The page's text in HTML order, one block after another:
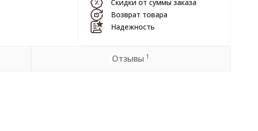
Скидки от суммы заказа
Возврат товара
Надежность
Отзывы 1